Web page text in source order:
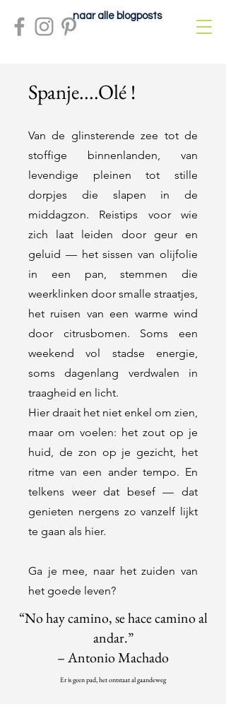
naar alle blogposts
Spanje....Olé !
Van de glinsterende zee tot de
stoffige binnenlanden, van
levendige pleinen tot stille
dorpjes die slapen in de
middagzon. Reistips voor wie
zich laat leiden door geur en
geluid — het sissen van olijfolie
in een pan, stemmen die
weerklinken door smalle straatjes,
het ruisen van een warme wind
door citrusbomen. Soms een
weekend vol stadse energie,
soms dagenlang verdwalen in
traagheid en licht.
Hier draait het niet enkel om zien,
maar om voelen: het zout op je
huid, de zon op je gezicht, het
ritme van een ander tempo. En
telkens weer dat besef — dat
genieten nergens zo vanzelf lijkt
te gaan als hier.
Ga je mee, naar het zuiden van
het goede leven?
“No hay camino, se hace camino al
andar.”
– Antonio Machado
Er is geen pad, het ontstaat al gaandeweg